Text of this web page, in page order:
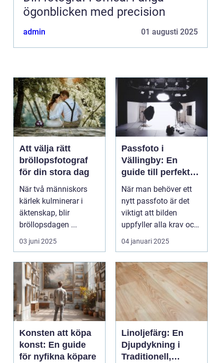
ögonblicken med precision
admin 01 augusti 2025
Att välja rätt
bröllopsfotograf
för din stora dag
När två människors
kärlek kulminerar i
äktenskap, blir
bröllopsdagen ...
03 juni 2025
Passfoto i
Vällingby: En
guide till perfekta
bilder
När man behöver ett
nytt passfoto är det
viktigt att bilden
uppfyller alla krav och
s...
04 januari 2025
Konsten att köpa
konst: En guide
för nyfikna köpare
Linoljefärg: En
Djupdykning i
Traditionell,